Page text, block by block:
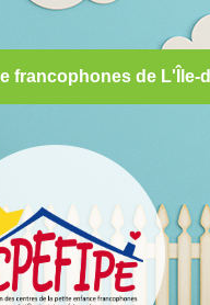
francophones de L'Île-